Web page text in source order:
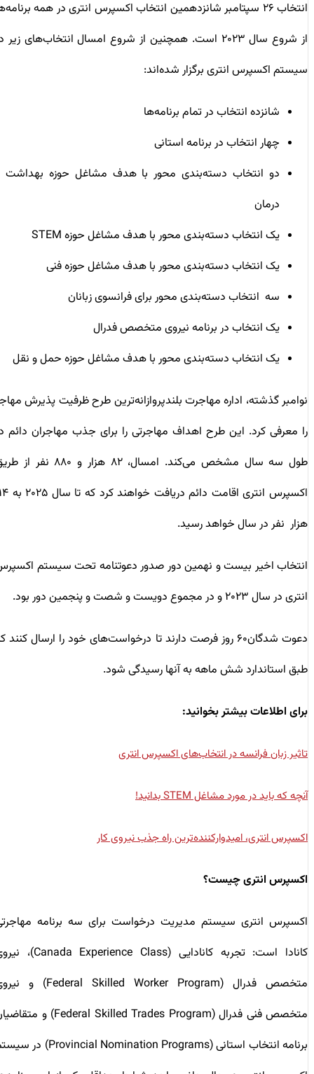
انتخاب ۲۶ سپتامبر شانزدهمین انتخاب اکسپرس انتری در همه برنامه‌ها
از شروع سال ۲۰۲۳ است. همچنین از شروع امسال انتخاب‌های زیر در
سیستم اکسپرس انتری برگزار شده‌اند:
شانزده انتخاب در تمام برنامه‌ها
چهار انتخاب در برنامه استانی
دو انتخاب دسته‌بندی محور با هدف مشاغل حوزه بهداشت و
درمان
یک انتخاب دسته‌بندی محور با هدف مشاغل حوزه STEM
یک انتخاب دسته‌بندی محور با هدف مشاغل حوزه فنی
سه انتخاب دسته‌بندی محور برای فرانسوی زبانان
یک انتخاب در برنامه نیروی متخصص فدرال
یک انتخاب دسته‌بندی محور با هدف مشاغل حوزه حمل و نقل
نوامبر گذشته، اداره مهاجرت بلندپروازانه‌ترین طرح ظرفیت پذیرش مهاجر
را معرفی کرد. این طرح اهداف مهاجرتی را برای جذب مهاجران دائم در
طول سه سال مشخص می‌کند. امسال، ۸۲ هزار و ۸۸۰ نفر از طریق
اکسپرس انتری اقامت دائم دریافت خواهند کرد که تا سال ۲۰۲۵ به ۱۱۴
هزار نفر در سال خواهد رسید.
انتخاب اخیر بیست و نهمین دور صدور دعوتنامه تحت سیستم اکسپرس
انتری در سال ۲۰۲۳ و در مجموع دویست و شصت و پنجمین دور بود.
دعوت شدگان۶۰ روز فرصت دارند تا درخواست‌های خود را ارسال کنند که
طبق استاندارد شش ماهه به آنها رسیدگی شود.
برای اطلاعات بیشتر بخوانید:
تاثیر زبان فرانسه در انتخاب‌های اکسپرس انتری
آنچه که باید در مورد مشاغل STEM بدانید!
اکسپرس انتری، امیدوارکننده‌ترین راه جذب نیروی کار
اکسپرس انتری چیست؟
اکسپرس انتری سیستم مدیریت درخواست برای سه برنامه مهاجرتی
کانادا است: تجربه کانادایی (Canada Experience Class)، نیروی
متخصص فدرال (Federal Skilled Worker Program) و نیروی
متخصص فنی فدرال (Federal Skilled Trades Program) و متقاضیان
برنامه انتخاب استانی (Provincial Nomination Programs) در سیستم